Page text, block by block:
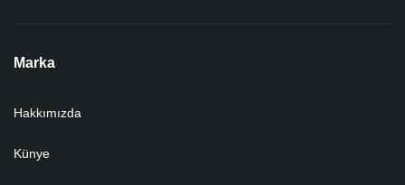
Marka
Hakkımızda
Künye